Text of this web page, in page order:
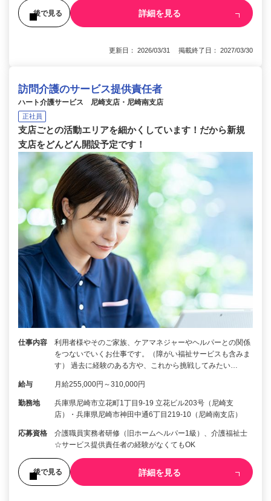
後で見る 詳細を見る
更新日： 2026/03/31 掲載終了日： 2027/03/30
訪問介護のサービス提供責任者
ハート介護サービス 尼崎支店・尼崎南支店
正社員
支店ごとの活動エリアを細かくしています！だから新規
支店をどんどん開設予定です！
仕事内容
利用者様やそのご家族、ケアマネジャーやヘルパーとの関係
をつないでいくお仕事です。（障がい福祉サービスも含みま
す） 過去に経験のある方や、これから挑戦してみたい…
給与 月給255,000円～310,000円
勤務地
兵庫県尼崎市立花町1丁目9-19 立花ビル203号（尼崎支
店）・兵庫県尼崎市神田中通6丁目219-10（尼崎南支店）
応募資格
介護職員実務者研修（旧ホームヘルパー1級）、介護福祉士
☆サービス提供責任者の経験がなくてもOK
後で見る 詳細を見る